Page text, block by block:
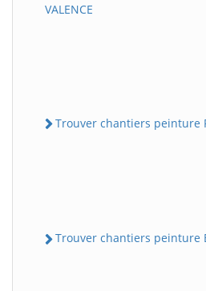
VALENCE
Trouver chantiers peinture
Trouver chantiers peinture